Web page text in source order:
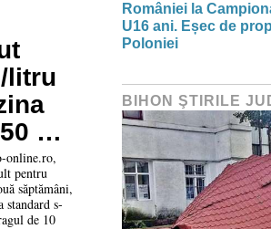
litru
de
online.ro,
pentru
săptămâni,
standard s-
de 10
României la
U16 ani. Eșec de
Poloniei
BIHON ŞTIRILE